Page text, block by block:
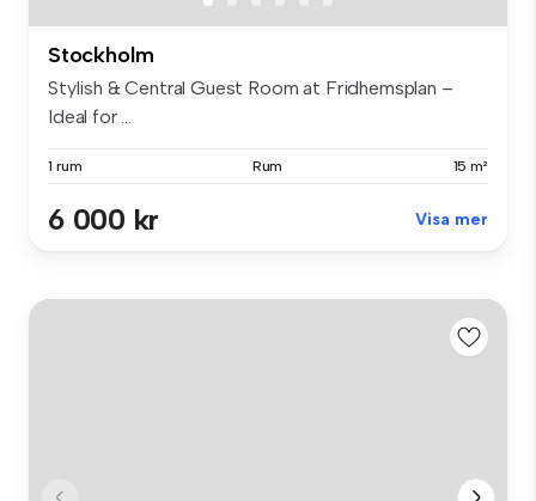
Stockholm
Stylish & Central Guest Room at Fridhemsplan –
Ideal for ...
1 rum Rum 15 m²
6 000 kr Visa mer